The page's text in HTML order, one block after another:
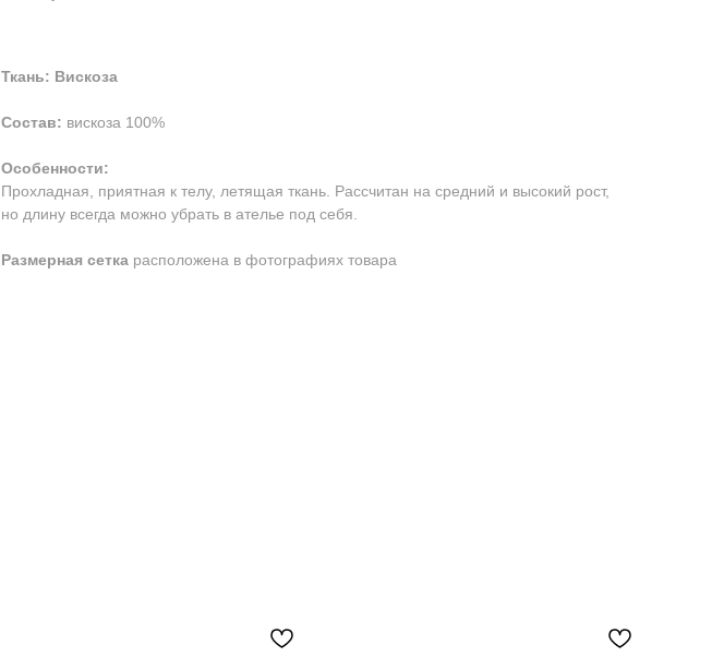
Ткань: Вискоза
Состав: вискоза 100%
Особенности:
Прохладная, приятная к телу, летящая ткань. Рассчитан на средний и высокий рост,
но длину всегда можно убрать в ателье под себя.
Размерная сетка расположена в фотографиях товара